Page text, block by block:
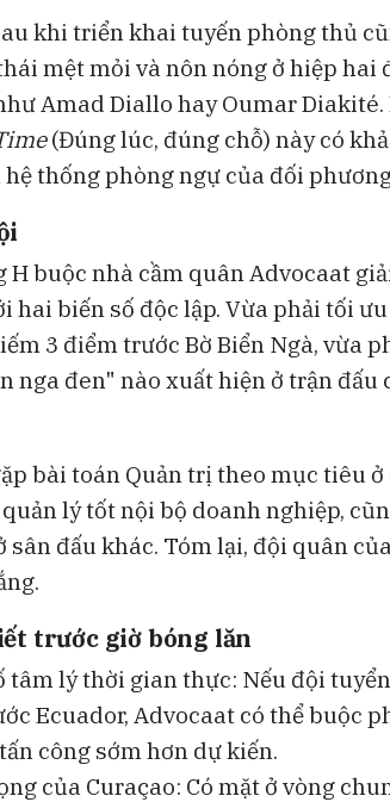
khi triển khai tuyến phòng thủ
mệt mỏi và nôn nóng ở hiệp hai
Amad Diallo hay Oumar
(Đúng lúc, đúng chỗ) này có
thống phòng ngự của đối
H buộc nhà cầm quân Advocaat
hai biến số độc lập. Vừa phải tối
3 điểm trước Bờ Biển Ngà, vừa
nga đen" nào xuất hiện ở trận đấu
bài toán Quản trị theo mục tiêu ở
lý tốt nội bộ doanh nghiệp,
sân đấu khác. Tóm lại, đội quân
trước giờ bóng lăn
tâm lý thời gian thực: Nếu đội
Ecuador, Advocaat có thể buộc
công sớm hơn dự kiến.
của Curaçao: Có mặt ở vòng